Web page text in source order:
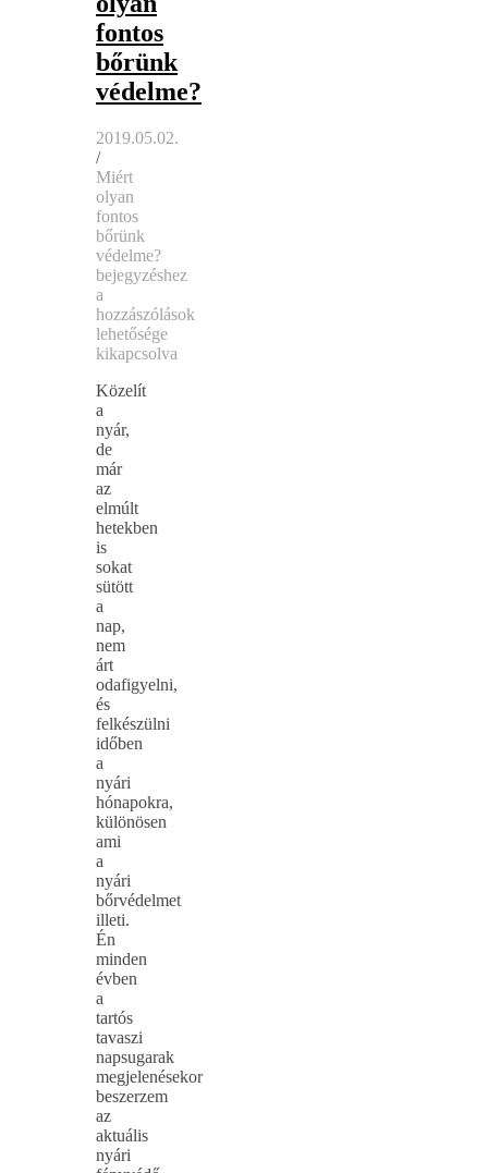
fontos
bőrünk
védelme?
2019.05.02.
/
Miért
olyan
fontos
bőrünk
védelme?
bejegyzéshez
a
hozzászólások
lehetősége
kikapcsolva
Közelít
a
nyár,
de
már
az
elmúlt
hetekben
is
sokat
sütött
a
nap,
nem
árt
odafigyelni,
és
felkészülni
időben
a
nyári
hónapokra,
különösen
ami
a
nyári
bőrvédelmet
illeti.
Én
minden
évben
a
tartós
tavaszi
napsugarak
megjelenésekor
beszerzem
az
aktuális
nyári